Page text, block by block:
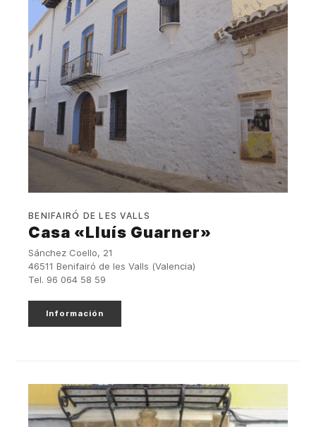
BENIFAIRÓ DE LES VALLS
Casa «Lluís Guarner»
Sánchez Coello, 21
46511 Benifairó de les Valls (Valencia)
Tel. 96 064 58 59
Información